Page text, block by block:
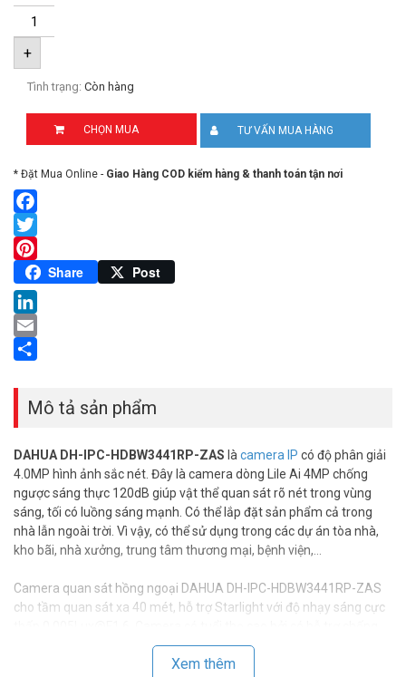
+
Tình trạng: Còn hàng
CHỌN MUA TƯ VẤN MUA HÀNG
* Đặt Mua Online - Giao Hàng COD kiểm hàng & thanh toán tận nơi
Facebook
Twitter
Pinterest
Share Post
LinkedIn
Email
Mô tả sản phẩm
DAHUA DH-IPC-HDBW3441RP-ZAS là camera IP có độ phân giải
4.0MP hình ảnh sắc nét. Đây là camera dòng Lile Ai 4MP chống
ngược sáng thực 120dB giúp vật thể quan sát rõ nét trong vùng
sáng, tối có luồng sáng mạnh. Có thể lắp đặt sản phẩm cả trong
nhà lẫn ngoài trời. Vì vậy, có thể sử dụng trong các dự án tòa nhà,
kho bãi, nhà xưởng, trung tâm thương mại, bệnh viện,…
Camera quan sát hồng ngoại DAHUA DH-IPC-HDBW3441RP-ZAS
cho tầm quan sát xa 40 mét, hỗ trợ Starlight với độ nhạy sáng cực
nước IP67. Sản phẩm đang có giá ưu đãi tốt và bảo hành 24 tháng
Vuhoangtelecom.
Xem thêm